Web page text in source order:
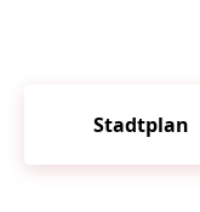
Stadtplan